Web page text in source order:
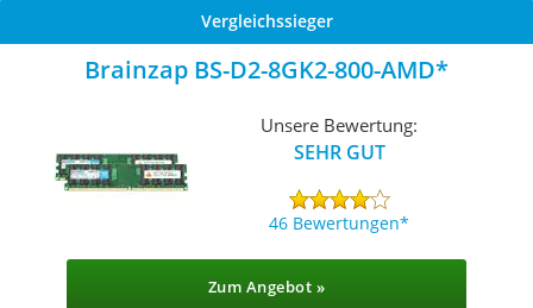
Vergleichssieger
Brainzap BS-D2-8GK2-800-AMD
Unsere Bewertung:
SEHR GUT
46 Bewertungen
Zum Angebot »